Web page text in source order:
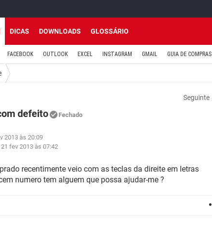
DICAS DOWNLOADS GLOSSÁRIO
FACEBOOK OUTLOOK EXCEL INSTAGRAM GMAIL GUIA DE COMPRAS
Seguinte
defeito Fechado
2013 às 20:09
21 fev 2013 às 07:42
recentimente veio com as teclas da direite em letras
numero tem alguem que possa ajudar-me ?